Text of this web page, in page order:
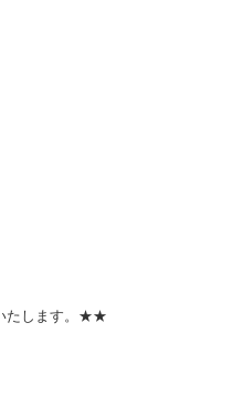
たします。★★